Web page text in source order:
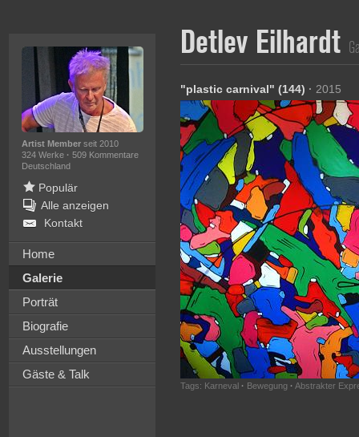
Artist Memberseit 2010
324 Werke · 509 Kommentare
Deutschland
Populär
Alle anzeigen
Kontakt
Home
Galerie
Porträt
Biografie
Ausstellungen
Gäste & Talk
Detlev Eilhardt
"plastic carnival" (144) · 2015
Tags: Karneval · Bewegung · Abstrakter